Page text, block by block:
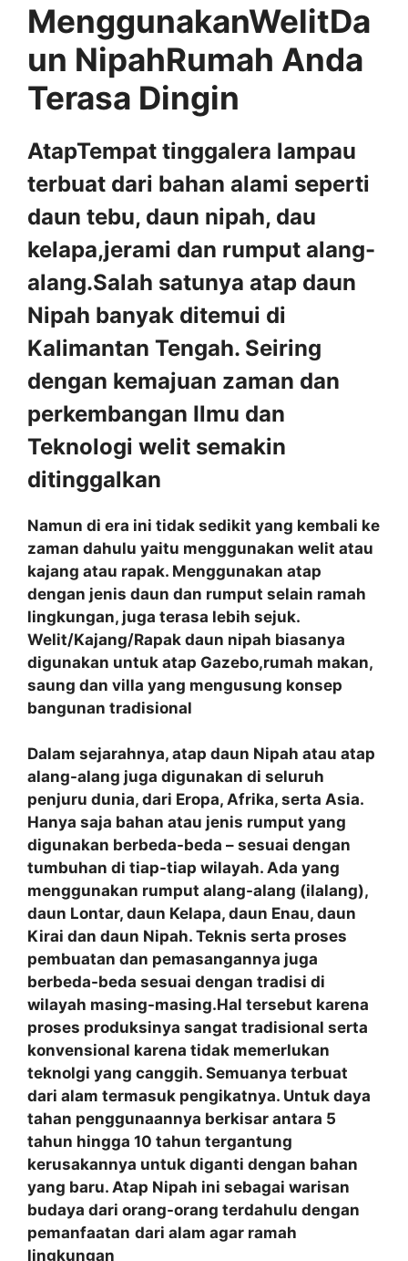
MenggunakanWelitDa
un NipahRumah Anda
Terasa Dingin
AtapTempat tinggalera lampau
terbuat dari bahan alami seperti
daun tebu, daun nipah, dau
kelapa,jerami dan rumput alang-
alang.Salah satunya atap daun
Nipah banyak ditemui di
Kalimantan Tengah. Seiring
dengan kemajuan zaman dan
perkembangan Ilmu dan
Teknologi welit semakin
ditinggalkan
Namun di era ini tidak sedikit yang kembali ke
zaman dahulu yaitu menggunakan welit atau
kajang atau rapak. Menggunakan atap
dengan jenis daun dan rumput selain ramah
lingkungan, juga terasa lebih sejuk.
Welit/Kajang/Rapak daun nipah biasanya
digunakan untuk atap Gazebo,rumah makan,
saung dan villa yang mengusung konsep
bangunan tradisional
Dalam sejarahnya, atap daun Nipah atau atap
alang-alang juga digunakan di seluruh
penjuru dunia, dari Eropa, Afrika, serta Asia.
Hanya saja bahan atau jenis rumput yang
digunakan berbeda-beda – sesuai dengan
tumbuhan di tiap-tiap wilayah. Ada yang
menggunakan rumput alang-alang (ilalang),
daun Lontar, daun Kelapa, daun Enau, daun
Kirai dan daun Nipah. Teknis serta proses
pembuatan dan pemasangannya juga
berbeda-beda sesuai dengan tradisi di
wilayah masing-masing.Hal tersebut karena
proses produksinya sangat tradisional serta
konvensional karena tidak memerlukan
teknolgi yang canggih. Semuanya terbuat
dari alam termasuk pengikatnya. Untuk daya
tahan penggunaannya berkisar antara 5
tahun hingga 10 tahun tergantung
kerusakannya untuk diganti dengan bahan
yang baru. Atap Nipah ini sebagai warisan
budaya dari orang-orang terdahulu dengan
pemanfaatan dari alam agar ramah
lingkungan